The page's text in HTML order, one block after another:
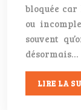
bloquée
ou
souvent
désormais…
LIRE LA